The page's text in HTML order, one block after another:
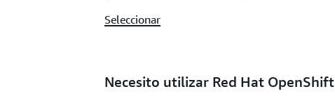
Seleccionar
Necesito utilizar Red Hat OpenShift